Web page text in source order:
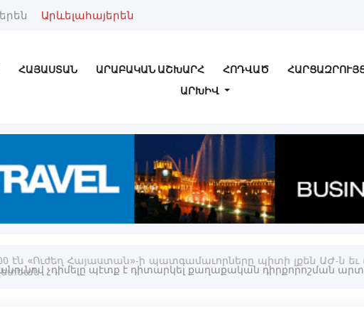
Արևելահայերեն
ՀԱՅԱՍՏԱՆ ԱՐԱԲԱԿԱՆ ԱՇԽԱՐՀ ՀՈԴՎԱԾ
ԱՐԽԻՎ
էն «Ուժեղ Հայաստան»-ի պատգամաւորները պիտի լքեն ԱԺ-ն